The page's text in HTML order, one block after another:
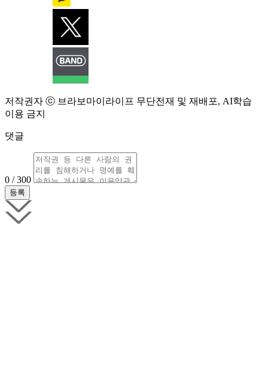
저작권자 ⓒ 브라보마이라이프 무단전재 및 재배포, AI학습
이용 금지
댓글
0 / 300